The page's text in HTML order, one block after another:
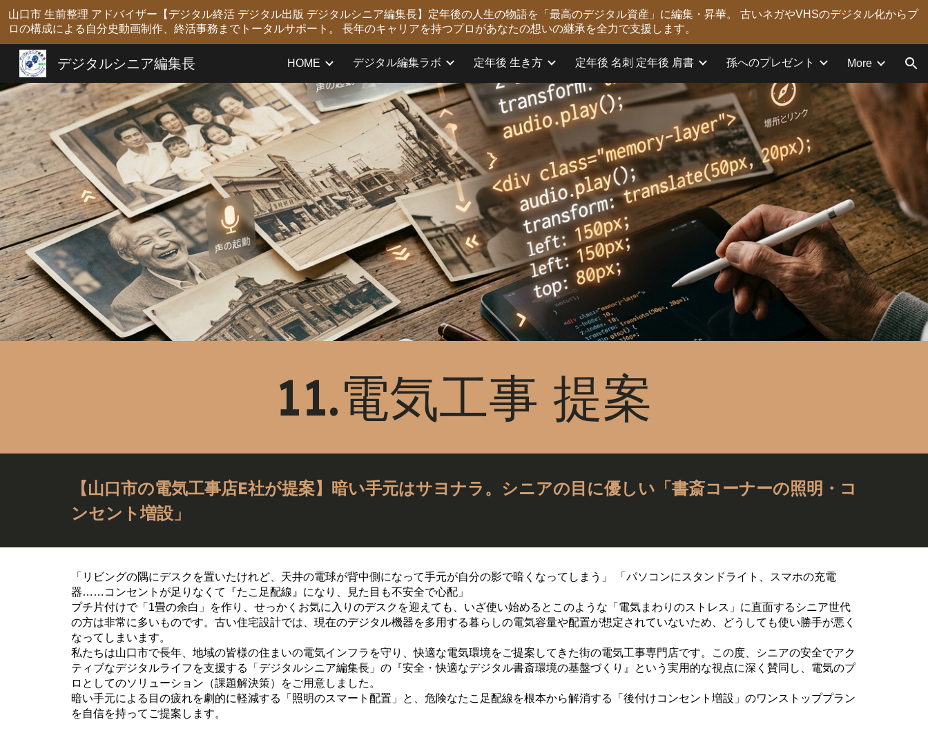
Skip to main content Skip to navigation
山口市 生前整理 アドバイザー【デジタル終活 デジタル出版 デジタルシニア編集長】定年後の人生の物語を「最高のデジタル資産」に編集・昇華。 古いネガやVHSのデジタル化からプ
ロの構成による自分史動画制作、終活事務までトータルサポート。 長年のキャリアを持つプロがあなたの想いの継承を全力で支援します。
デジタルシニア編集長 HOME デジタル編集ラボ 定年後 生き方 定年後 名刺 定年後 肩書 孫へのプレゼント More
11.電気工事 提案
【山口市の電気工事店E社が提案】暗い手元はサヨナラ。シニアの目に優しい「書斎コーナーの照明・コ
ンセント増設」
「リビングの隅にデスクを置いたけれど、天井の電球が背中側になって手元が自分の影で暗くなってしまう」 「パソコンにスタンドライト、スマホの充電
器……コンセントが足りなくて『たこ足配線』になり、見た目も不安全で心配」
プチ片付けで「1畳の余白」を作り、せっかくお気に入りのデスクを迎えても、いざ使い始めるとこのような「電気まわりのストレス」に直面するシニア世代
の方は非常に多いものです。古い住宅設計では、現在のデジタル機器を多用する暮らしの電気容量や配置が想定されていないため、どうしても使い勝手が悪く
なってしまいます。
私たちは山口市で長年、地域の皆様の住まいの電気インフラを守り、快適な電気環境をご提案してきた街の電気工事専門店です。この度、シニアの安全でアク
ティブなデジタルライフを支援する「デジタルシニア編集長」の『安全・快適なデジタル書斎環境の基盤づくり』という実用的な視点に深く賛同し、電気のプ
ロとしてのソリューション（課題解決策）をご用意しました。
暗い手元による目の疲れを劇的に軽減する「照明のスマート配置」と、危険なたこ足配線を根本から解消する「後付けコンセント増設」のワンストッププラン
を自信を持ってご提案します。